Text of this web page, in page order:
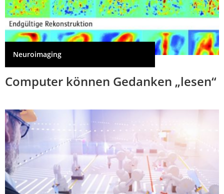
Neuroimaging
Computer können Gedanken „lesen“